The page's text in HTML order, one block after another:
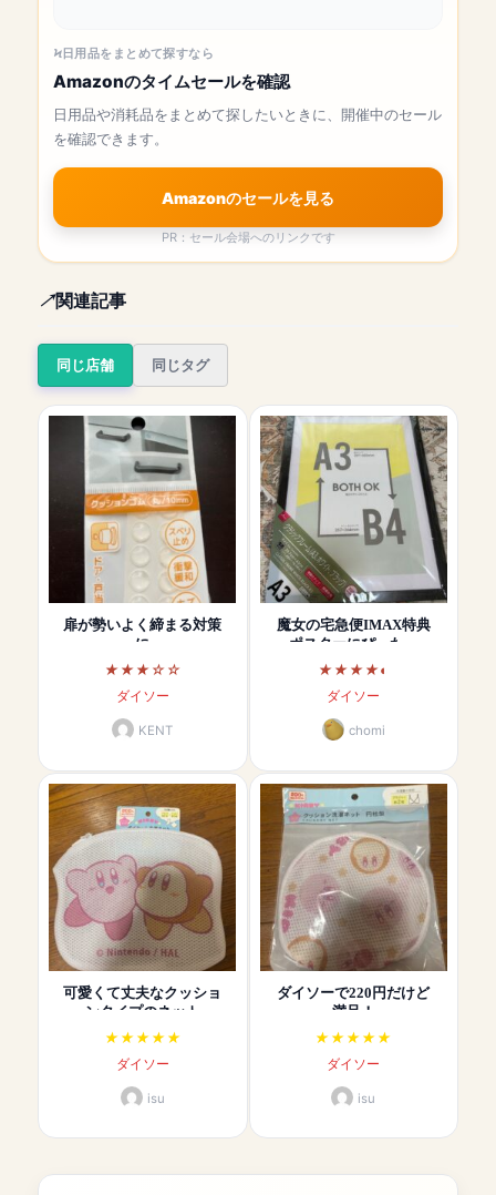
日用品をまとめて探すなら
Amazonのタイムセールを確認
日用品や消耗品をまとめて探したいときに、開催中のセール
を確認できます。
Amazonのセールを見る
PR：セール会場へのリンクです
関連記事
同じ店舗 同じタグ
扉が勢いよく締まる対策
に
ダイソー
KENT
魔女の宅急便IMAX特典
ポスターにぴった…
ダイソー
chomi
可愛くて丈夫なクッショ
ンタイプのネット
ダイソー
isu
ダイソーで220円だけど
満足！
ダイソー
isu